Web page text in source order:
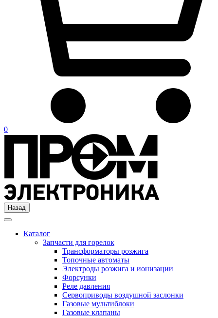
0
Назад
Каталог
Запчасти для горелок
Трансформаторы розжига
Топочные автоматы
Электроды розжига и ионизации
Форсунки
Реле давления
Сервоприводы воздушной заслонки
Газовые мультиблоки
Газовые клапаны